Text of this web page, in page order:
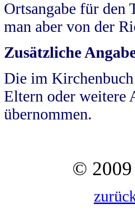
Ortsangabe für den
man aber von der
Zusätzliche
Die im
Eltern oder weitere
übernommen.
© 2009